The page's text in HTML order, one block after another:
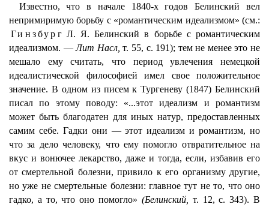
Известно, что в начале 1840-х годов Белинский вел
непримиримую борьбу с «романтическим идеализмом» (см.:
ГинзбургЛ. Я. Белинский в борьбе с романтическим
идеализмом. —Лит Насл,т. 55, с. 191); тем не менее это не
мешало ему считать, что период увлечения немецкой
идеалистической философией имел свое положительное
значение. В одном из писем к Тургеневу (1847) Белинский
писал по этому поводу: «...этот идеализм и романтизм
может быть благодатен для иных натур, предоставленных
самим себе. Гадки они — этот идеализм и романтизм, но
что за дело человеку, что ему помогло отвратительное на
вкус и вонючее лекарство, даже и тогда, если, избавив его
от смертельной болезни, привило к его организму другие,
но уже не смертельные болезни: главное тут не то, что оно
гадко, а то, что оно помогло» (Белинский, т. 12, с. 343). В